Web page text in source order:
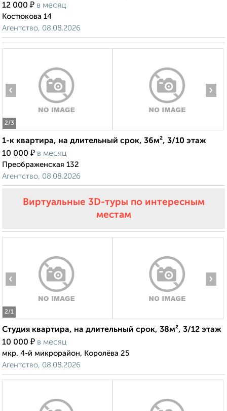
12 000 ₽ в месяц
Костюкова 14
Агентство, 08.08.2026
2/3
‹ ›
1-к квартира, на длительный срок, 36м², 3/10 этаж
10 000 ₽ в месяц
Преображенская 132
Агентство, 08.08.2026
Виртуальные 3D-туры по интересным
местам
2/1
‹ ›
Студия квартира, на длительный срок, 38м², 3/12 этаж
10 000 ₽ в месяц
мкр. 4-й микрорайон, Королёва 25
Агентство, 08.08.2026